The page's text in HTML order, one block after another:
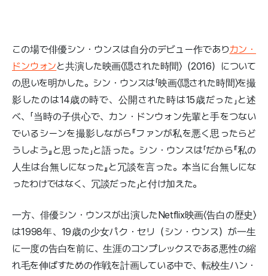
この場で俳優シン・ウンスは自分のデビュー作でありカン・
ドンウォンと共演した映画〈隠された時間〉（2016）について
の思いを明かした。シン・ウンスは「映画〈隠された時間〉を撮
影したのは14歳の時で、公開された時は15歳だった」と述
べ、「当時の子供心で、カン・ドンウォン先輩と手をつない
でいるシーンを撮影しながら『ファンが私を悪く思ったらど
うしよう』と思った」と語った。シン・ウンスは「だから『私の
人生は台無しになった』と冗談を言った。本当に台無しにな
ったわけではなく、冗談だった」と付け加えた。
一方、俳優シン・ウンスが出演したNetflix映画〈告白の歴史〉
は1998年、19歳の少女パク・セリ（シン・ウンス）が一生
に一度の告白を前に、生涯のコンプレックスである悪性の縮
れ毛を伸ばすための作戦を計画している中で、転校生ハン・